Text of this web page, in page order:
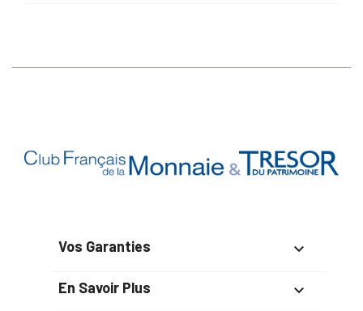
Vos Garanties 
En Savoir Plus 